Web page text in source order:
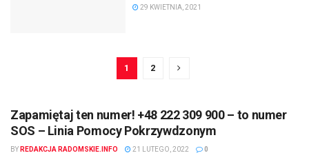
29 KWIETNIA, 2021
1 2
Zapamiętaj ten numer! +48 222 309 900 – to numer
SOS – Linia Pomocy Pokrzywdzonym
BY REDAKCJA RADOMSKIE.INFO 21 LUTEGO, 2022 0